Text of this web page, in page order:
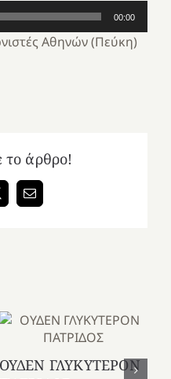
00:00
Αθηνών (Πεύκη)
το άρθρο!
Email
ΟΥΔΕΝ ΓΛΥΚΥΤΕΡΟΝ